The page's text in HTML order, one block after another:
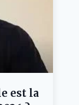
est la